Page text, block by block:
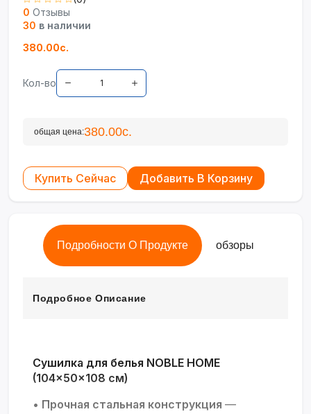
0 Отзывы
30 в наличии
380.00с.
Кол-во
общая цена:380.00с.
Купить Сейчас Добавить В Корзину
Подробности О Продукте обзоры
Подробное Описание
Сушилка для белья NOBLE HOME
(104×50×108 см)
• Прочная стальная конструкция —